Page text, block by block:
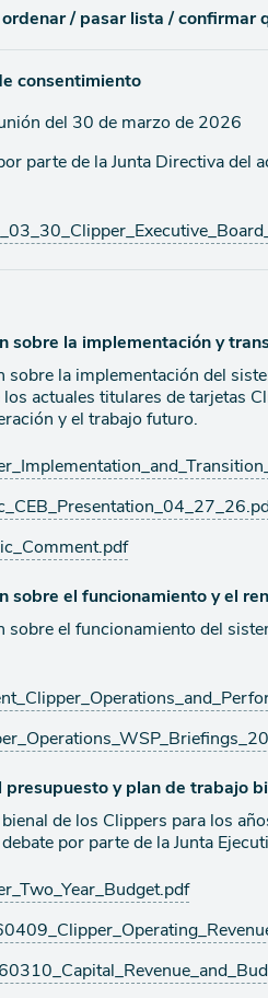
/ pasar lista / confirmar
consentimiento
del 30 de marzo de 2026
parte de la Junta Directiva del
sobre la implementación y
sobre la implementación del
actuales titulares de tarjetas
y el trabajo futuro.
sobre el funcionamiento y el
sobre el funcionamiento del
presupuesto y plan de trabajo
de los Clippers para los
por parte de la Junta